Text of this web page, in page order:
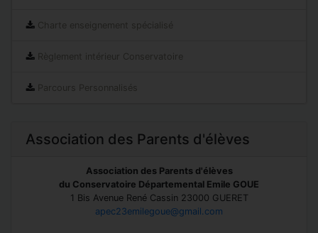
Charte enseignement spécialisé
Règlement intérieur Conservatoire
Parcours Personnalisés
Association des Parents d'élèves
Association des Parents d'élèves
du Conservatoire Départemental Emile GOUE
1 Bis Avenue René Cassin 23000 GUERET
apec23emilegoue@gmail.com